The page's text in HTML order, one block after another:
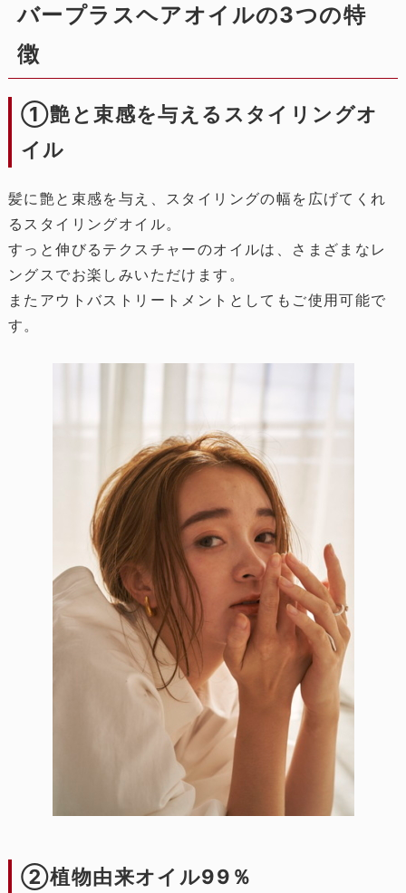
バープラスヘアオイルの3つの特
徴
①艶と束感を与えるスタイリングオ
イル
髪に艶と束感を与え、スタイリングの幅を広げてくれ
るスタイリングオイル。
すっと伸びるテクスチャーのオイルは、さまざまなレ
ングスでお楽しみいただけます。
またアウトバストリートメントとしてもご使用可能で
す。
②植物由来オイル99％